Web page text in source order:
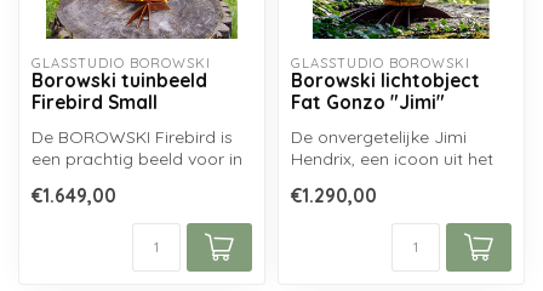
GLASSTUDIO BOROWSKI
Borowski tuinbeeld
Firebird Small
De BOROWSKI Firebird is
een prachtig beeld voor in
vervaar...
€1.649,00
GLASSTUDIO BOROWSKI
Borowski lichtobject
Fat Gonzo "Jimi"
De onvergetelijke Jimi
Hendrix, een icoon uit het
met...
€1.290,00